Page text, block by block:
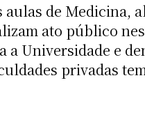
aulas de
ato público
a Universidade e
privadas